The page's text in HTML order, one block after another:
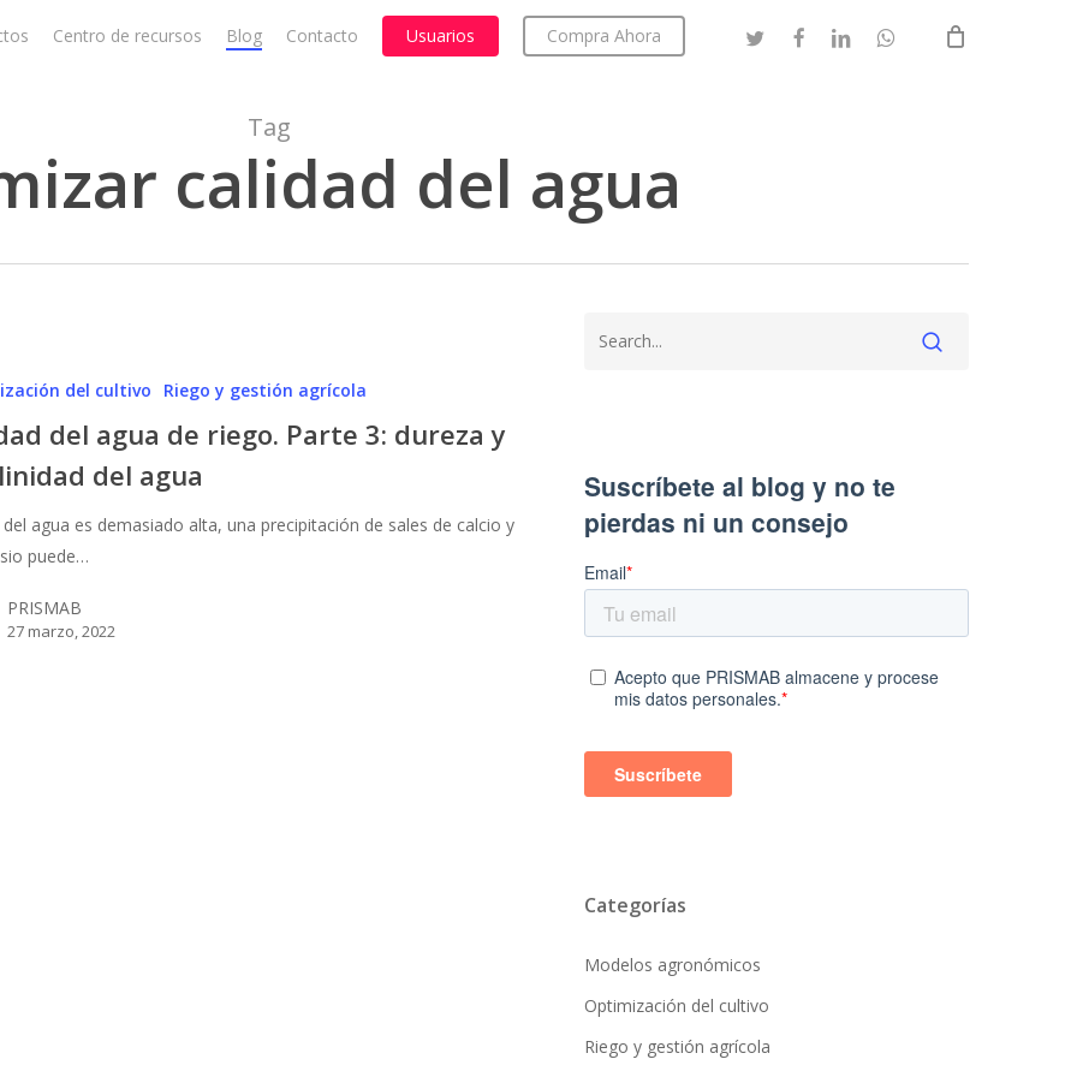
Centro de recursos Blog Contacto Usuarios Compra Ahora twitter facebooklinkedin whatsapp
Cart
Tag
calidad del agua
del cultivo Riego y gestión agrícola
del agua de riego. Parte 3: dureza y
del agua
del agua es demasiado alta, una precipitación de sales de calcio y
puede…
PRISMAB
27 marzo, 2022
Categorías
Modelos agronómicos
Optimización del cultivo
Riego y gestión agrícola